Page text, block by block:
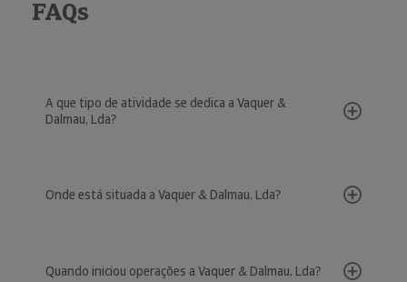
FAQs
A que tipo de atividade se dedica a Vaquer &
Dalmau, Lda?
Onde está situada a Vaquer & Dalmau, Lda?
Quando iniciou operações a Vaquer & Dalmau, Lda?